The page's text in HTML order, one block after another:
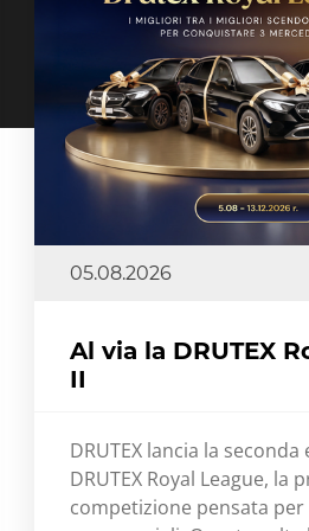
05.08.2026
Al via la DRUTEX
II
DRUTEX lancia la
DRUTEX Royal League, la
competizione pensata